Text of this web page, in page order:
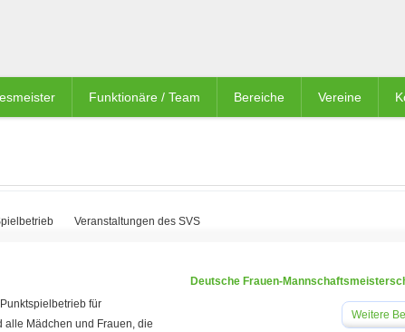
Funktionäre / Team Bereiche Vereine
Veranstaltungen des SVS
für
alle Mädchen und Frauen, die
Deutsche Frauen-
Weitere